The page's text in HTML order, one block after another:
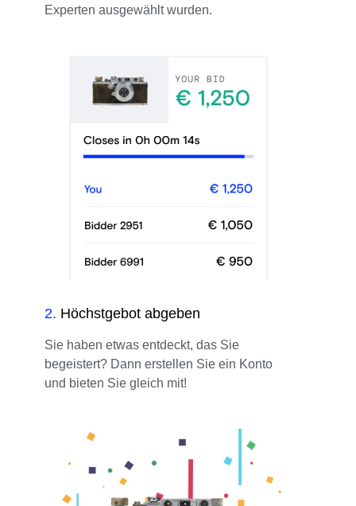
Experten ausgewählt wurden.
2. Höchstgebot abgeben
Sie haben etwas entdeckt, das Sie
begeistert? Dann erstellen Sie ein Konto
und bieten Sie gleich mit!